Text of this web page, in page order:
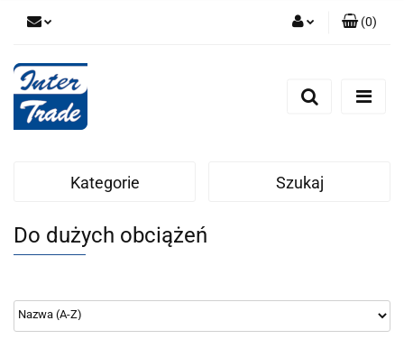
Zarejestruj się
(0)
Kategorie Szukaj
Do dużych obciążeń